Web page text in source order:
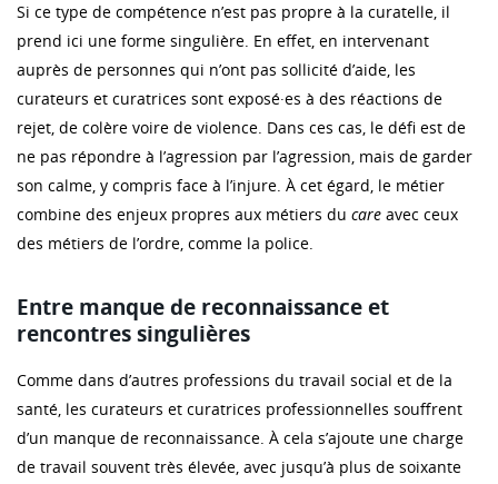
Si ce type de compétence n’est pas propre à la curatelle, il
prend ici une forme singulière. En effet, en intervenant
auprès de personnes qui n’ont pas sollicité d’aide, les
curateurs et curatrices sont exposé·es à des réactions de
rejet, de colère voire de violence. Dans ces cas, le défi est de
ne pas répondre à l’agression par l’agression, mais de garder
son calme, y compris face à l’injure. À cet égard, le métier
combine des enjeux propres aux métiers du care avec ceux
des métiers de l’ordre, comme la police.
Entre manque de reconnaissance et
rencontres singulières
Comme dans d’autres professions du travail social et de la
santé, les curateurs et curatrices professionnelles souffrent
d’un manque de reconnaissance. À cela s’ajoute une charge
de travail souvent très élevée, avec jusqu’à plus de soixante